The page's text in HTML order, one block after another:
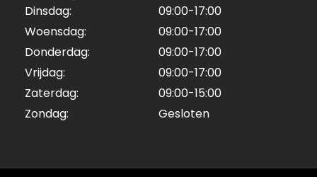
Dinsdag:
09:00-17:00
Woensdag:
09:00-17:00
Donderdag:
09:00-17:00
Vrijdag:
09:00-17:00
Zaterdag:
09:00-15:00
Zondag:
Gesloten